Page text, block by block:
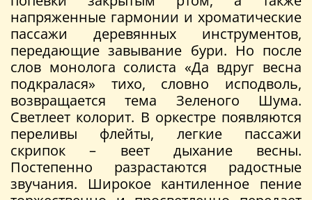
напряженные гармонии и хроматические
пассажи деревянных инструментов,
передающие завывание бури. Но после
слов монолога солиста «Да вдруг весна
подкралася» тихо, словно исподволь,
возвращается тема Зеленого Шума.
Светлеет колорит. В оркестре появляются
переливы флейты, легкие пассажи
скрипок – веет дыхание весны.
Постепенно разрастаются радостные
звучания. Широкое кантиленное пение